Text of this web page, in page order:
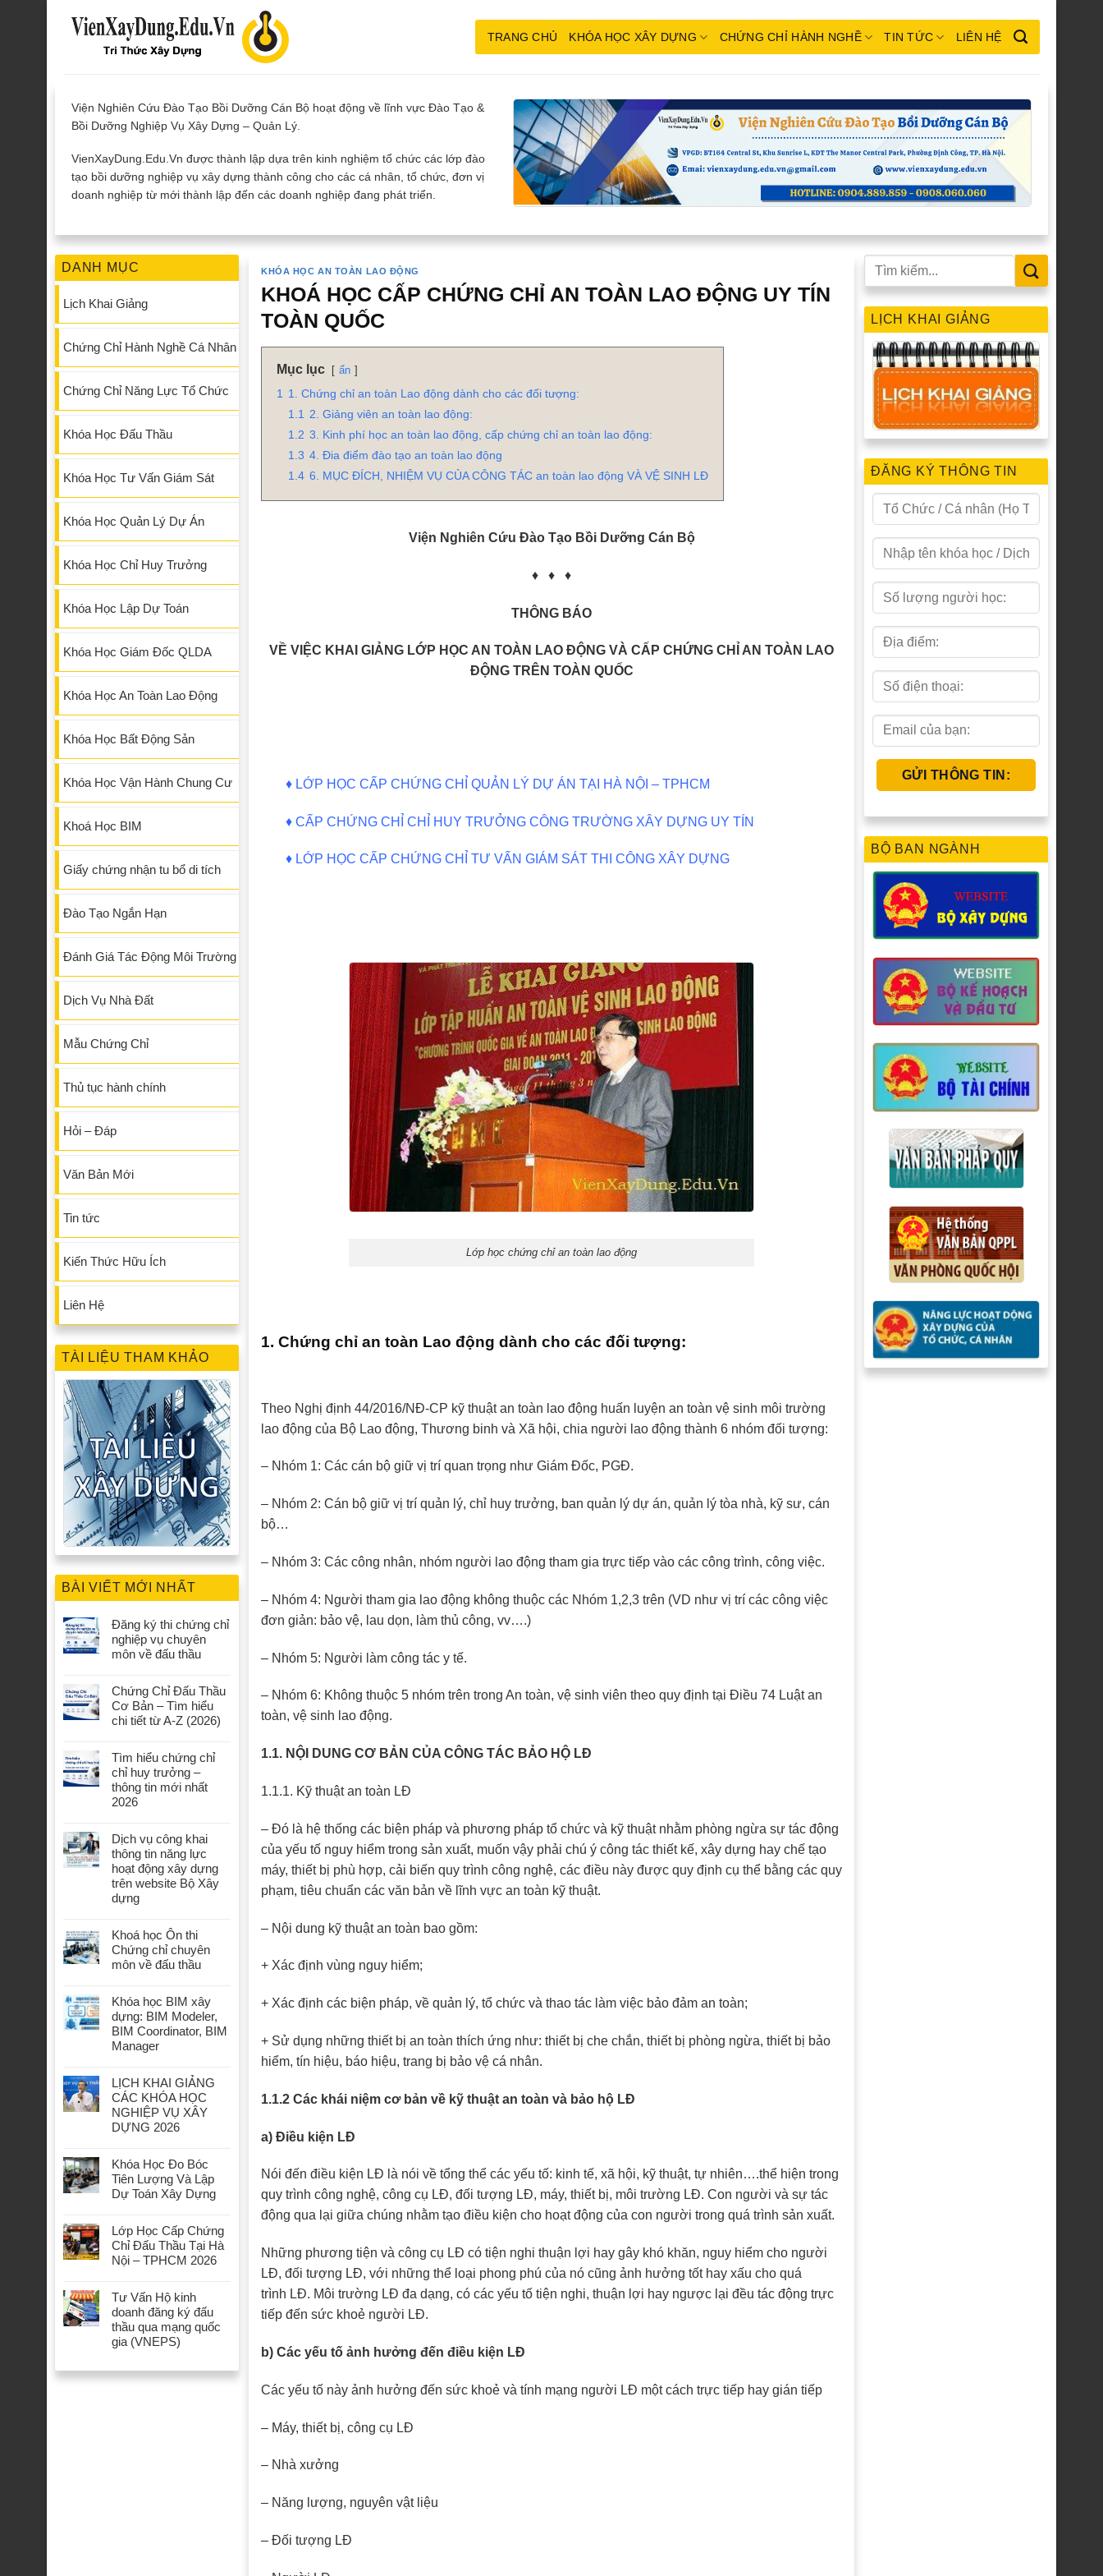
TRANG CHỦ KHÓA HỌC XÂY DỰNG CHỨNG CHỈ HÀNH NGHỀ TIN TỨC LIÊN HỆ
Viện Nghiên Cứu Đào Tạo Bồi Dưỡng Cán Bộ hoạt động về lĩnh vực Đào Tạo &
Bồi Dưỡng Nghiệp Vụ Xây Dựng – Quản Lý.
VienXayDung.Edu.Vn được thành lập dựa trên kinh nghiệm tổ chức các lớp đào
tạo bồi dưỡng nghiệp vụ xây dựng thành công cho các cá nhân, tổ chức, đơn vị
doanh nghiệp từ mới thành lập đến các doanh nghiệp đang phát triển.
DANH MỤC
Lịch Khai Giảng
Chứng Chỉ Hành Nghề Cá Nhân
Chứng Chỉ Năng Lực Tổ Chức
Khóa Học Đấu Thầu
Khóa Học Tư Vấn Giám Sát
Khóa Học Quản Lý Dự Án
Khóa Học Chỉ Huy Trưởng
Khóa Học Lập Dự Toán
Khóa Học Giám Đốc QLDA
Khóa Học An Toàn Lao Động
Khóa Học Bất Động Sản
Khóa Học Vận Hành Chung Cư
Khoá Học BIM
Giấy chứng nhận tu bổ di tích
Đào Tạo Ngắn Hạn
Đánh Giá Tác Động Môi Trường
Dịch Vụ Nhà Đất
Mẫu Chứng Chỉ
Thủ tục hành chính
Hỏi – Đáp
Văn Bản Mới
Tin tức
Kiến Thức Hữu Ích
Liên Hệ
TÀI LIỆU THAM KHẢO
BÀI VIẾT MỚI NHẤT
Đăng ký thi chứng chỉ
nghiệp vụ chuyên
môn về đấu thầu
Chứng Chỉ Đấu Thầu
Cơ Bản – Tìm hiểu
chi tiết từ A-Z (2026)
Tìm hiểu chứng chỉ
chỉ huy trưởng –
thông tin mới nhất
2026
Dịch vụ công khai
thông tin năng lực
hoạt động xây dựng
trên website Bộ Xây
dựng
Khoá học Ôn thi
Chứng chỉ chuyên
môn về đấu thầu
Khóa học BIM xây
dựng: BIM Modeler,
BIM Coordinator, BIM
Manager
LỊCH KHAI GIẢNG
CÁC KHÓA HỌC
NGHIỆP VỤ XÂY
DỰNG 2026
Khóa Học Đo Bóc
Tiên Lượng Và Lập
Dự Toán Xây Dựng
Lớp Học Cấp Chứng
Chỉ Đấu Thầu Tại Hà
Nội – TPHCM 2026
Tư Vấn Hộ kinh
doanh đăng ký đấu
thầu qua mạng quốc
gia (VNEPS)
KHÓA HỌC AN TOÀN LAO ĐỘNG
KHOÁ HỌC CẤP CHỨNG CHỈ AN TOÀN LAO ĐỘNG UY TÍN
TOÀN QUỐC
Mục lục ẩn
1
1. Chứng chỉ an toàn Lao động dành cho các đối tượng:
1.1
2. Giảng viên an toàn lao động:
1.2 3. Kinh phí học an toàn lao động, cấp chứng chỉ an toàn lao động:
1.3 4. Đia điểm đào tạo an toàn lao động
1.4 6. MỤC ĐÍCH, NHIỆM VỤ CỦA CÔNG TÁC an toàn lao động VÀ VỆ SINH LĐ
Viện Nghiên Cứu Đào Tạo Bồi Dưỡng Cán Bộ
♦ ♦ ♦
THÔNG BÁO
VỀ VIỆC KHAI GIẢNG LỚP HỌC AN TOÀN LAO ĐỘNG VÀ CẤP CHỨNG CHỈ AN TOÀN LAO
ĐỘNG TRÊN TOÀN QUỐC
♦ LỚP HỌC CẤP CHỨNG CHỈ QUẢN LÝ DỰ ÁN TẠI HÀ NỘI – TPHCM
♦ CẤP CHỨNG CHỈ CHỈ HUY TRƯỞNG CÔNG TRƯỜNG XÂY DỰNG UY TÍN
♦ LỚP HỌC CẤP CHỨNG CHỈ TƯ VẤN GIÁM SÁT THI CÔNG XÂY DỰNG
Lớp học chứng chỉ an toàn lao động
1. Chứng chỉ an toàn Lao động dành cho các đối tượng:
Theo Nghị định 44/2016/NĐ-CP kỹ thuật an toàn lao động huấn luyện an toàn vệ sinh môi trường
lao động của Bộ Lao động, Thương binh và Xã hội, chia người lao động thành 6 nhóm đối tượng:
– Nhóm 1: Các cán bộ giữ vị trí quan trọng như Giám Đốc, PGĐ.
– Nhóm 2: Cán bộ giữ vị trí quản lý, chỉ huy trưởng, ban quản lý dự án, quản lý tòa nhà, kỹ sư, cán
bộ…
– Nhóm 3: Các công nhân, nhóm người lao động tham gia trực tiếp vào các công trình, công việc.
– Nhóm 4: Người tham gia lao động không thuộc các Nhóm 1,2,3 trên (VD như vị trí các công việc
đơn giản: bảo vệ, lau dọn, làm thủ công, vv….)
– Nhóm 5: Người làm công tác y tế.
– Nhóm 6: Không thuộc 5 nhóm trên trong An toàn, vệ sinh viên theo quy định tại Điều 74 Luật an
toàn, vệ sinh lao động.
1.1. NỘI DUNG CƠ BẢN CỦA CÔNG TÁC BẢO HỘ LĐ
1.1.1. Kỹ thuật an toàn LĐ
– Đó là hệ thống các biện pháp và phương pháp tổ chức và kỹ thuật nhằm phòng ngừa sự tác động
của yếu tố nguy hiểm trong sản xuất, muốn vậy phải chú ý công tác thiết kế, xây dựng hay chế tạo
máy, thiết bị phù hợp, cải biến quy trình công nghệ, các điều này được quy định cụ thể bằng các quy
phạm, tiêu chuẩn các văn bản về lĩnh vực an toàn kỹ thuật.
– Nội dung kỹ thuật an toàn bao gồm:
+ Xác định vùng nguy hiểm;
+ Xác định các biện pháp, về quản lý, tổ chức và thao tác làm việc bảo đảm an toàn;
+ Sử dụng những thiết bị an toàn thích ứng như: thiết bị che chắn, thiết bị phòng ngừa, thiết bị bảo
hiểm, tín hiệu, báo hiệu, trang bị bảo vệ cá nhân.
1.1.2 Các khái niệm cơ bản về kỹ thuật an toàn và bảo hộ LĐ
a) Điều kiện LĐ
Nói đến điều kiện LĐ là nói về tổng thể các yếu tố: kinh tế, xã hội, kỹ thuật, tự nhiên….thể hiện trong
quy trình công nghệ, công cụ LĐ, đối tượng LĐ, máy, thiết bị, môi trường LĐ. Con người và sự tác
động qua lại giữa chúng nhằm tạo điều kiện cho hoạt động của con người trong quá trình sản xuất.
Những phương tiện và công cụ LĐ có tiện nghi thuận lợi hay gây khó khăn, nguy hiểm cho người
LĐ, đối tượng LĐ, với những thể loại phong phú của nó cũng ảnh hưởng tốt hay xấu cho quá
trình LĐ. Môi trường LĐ đa dạng, có các yếu tố tiện nghi, thuận lợi hay ngược lại đều tác động trực
tiếp đến sức khoẻ người LĐ.
b) Các yếu tố ảnh hưởng đến điều kiện LĐ
Các yếu tố này ảnh hưởng đến sức khoẻ và tính mạng người LĐ một cách trực tiếp hay gián tiếp
– Máy, thiết bị, công cụ LĐ
– Nhà xưởng
– Năng lượng, nguyên vật liệu
– Đối tượng LĐ
LỊCH KHAI GIẢNG
ĐĂNG KÝ THÔNG TIN
BỘ BAN NGÀNH